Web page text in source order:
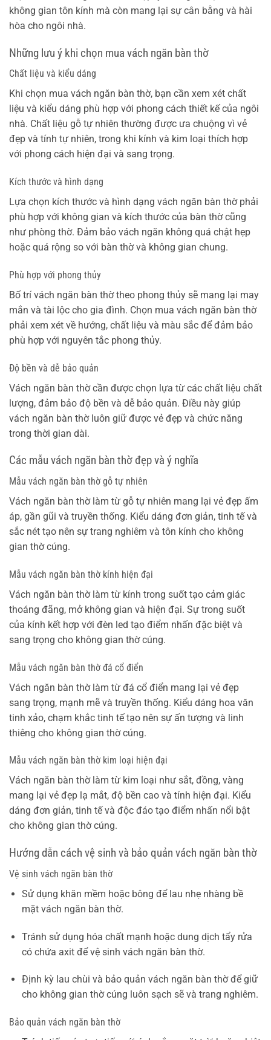
không gian tôn kính mà còn mang lại sự cân bằng và hài
hòa cho ngôi nhà.
Những lưu ý khi chọn mua vách ngăn bàn thờ
Chất liệu và kiểu dáng
Khi chọn mua vách ngăn bàn thờ, bạn cần xem xét chất
liệu và kiểu dáng phù hợp với phong cách thiết kế của ngôi
nhà. Chất liệu gỗ tự nhiên thường được ưa chuộng vì vẻ
đẹp và tính tự nhiên, trong khi kính và kim loại thích hợp
với phong cách hiện đại và sang trọng.
Kích thước và hình dạng
Lựa chọn kích thước và hình dạng vách ngăn bàn thờ phải
phù hợp với không gian và kích thước của bàn thờ cũng
như phòng thờ. Đảm bảo vách ngăn không quá chật hẹp
hoặc quá rộng so với bàn thờ và không gian chung.
Phù hợp với phong thủy
Bố trí vách ngăn bàn thờ theo phong thủy sẽ mang lại may
mắn và tài lộc cho gia đình. Chọn mua vách ngăn bàn thờ
phải xem xét về hướng, chất liệu và màu sắc để đảm bảo
phù hợp với nguyên tắc phong thủy.
Độ bền và dễ bảo quản
Vách ngăn bàn thờ cần được chọn lựa từ các chất liệu chất
lượng, đảm bảo độ bền và dễ bảo quản. Điều này giúp
vách ngăn bàn thờ luôn giữ được vẻ đẹp và chức năng
trong thời gian dài.
Các mẫu vách ngăn bàn thờ đẹp và ý nghĩa
Mẫu vách ngăn bàn thờ gỗ tự nhiên
Vách ngăn bàn thờ làm từ gỗ tự nhiên mang lại vẻ đẹp ấm
áp, gần gũi và truyền thống. Kiểu dáng đơn giản, tinh tế và
sắc nét tạo nên sự trang nghiêm và tôn kính cho không
gian thờ cúng.
Mẫu vách ngăn bàn thờ kính hiện đại
Vách ngăn bàn thờ làm từ kính trong suốt tạo cảm giác
thoáng đãng, mở không gian và hiện đại. Sự trong suốt
của kính kết hợp với đèn led tạo điểm nhấn đặc biệt và
sang trọng cho không gian thờ cúng.
Mẫu vách ngăn bàn thờ đá cổ điển
Vách ngăn bàn thờ làm từ đá cổ điển mang lại vẻ đẹp
sang trọng, mạnh mẽ và truyền thống. Kiểu dáng hoa văn
tinh xảo, chạm khắc tinh tế tạo nên sự ấn tượng và linh
thiêng cho không gian thờ cúng.
Mẫu vách ngăn bàn thờ kim loại hiện đại
Vách ngăn bàn thờ làm từ kim loại như sắt, đồng, vàng
mang lại vẻ đẹp lạ mắt, độ bền cao và tính hiện đại. Kiểu
dáng đơn giản, tinh tế và độc đáo tạo điểm nhấn nổi bật
cho không gian thờ cúng.
Hướng dẫn cách vệ sinh và bảo quản vách ngăn bàn thờ
Vệ sinh vách ngăn bàn thờ
Sử dụng khăn mềm hoặc bông để lau nhẹ nhàng bề
mặt vách ngăn bàn thờ.
Tránh sử dụng hóa chất mạnh hoặc dung dịch tẩy rửa
có chứa axit để vệ sinh vách ngăn bàn thờ.
Định kỳ lau chùi và bảo quản vách ngăn bàn thờ để giữ
cho không gian thờ cúng luôn sạch sẽ và trang nghiêm.
Bảo quản vách ngăn bàn thờ